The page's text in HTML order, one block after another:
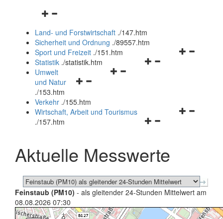
Navigationsmenü
und
schließen
Land- und Forstwirtschaft ./147.htm
Sicherheit und Ordnung ./89557.htm
Navigationsmenü
Sport und Freizeit ./151.htm
Navigationsmenü
Statistik ./statistik.htm
Navigationsmenü
und
schließen
Umwelt
und Natur
./153.htm
Verkehr ./155.htm
Navigationsmenü
schließen
Wirtschaft, Arbeit und Tourismus
./157.htm
Aktuelle Messwerte
Feinstaub (PM10) - als gleitender 24-Stunden Mittelwert am
08.08.2026 07:30